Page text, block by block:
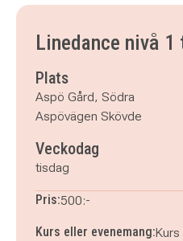
tisdag 6 oktober 2026
tisdag 13 oktober 2026
tisdag 20 oktober 2026
tisdag 27 oktober 2026
tisdag 3 november 2026
tisdag 10 november 2026
tisdag 17 november 2026
tisdag 24 november 2026
Linedance nivå
Plats
Aspö Gård, Södra
Aspövägen Skövde
Veckodag
tisdag
Pris:500:-
Kurs eller evenemang:Kurs